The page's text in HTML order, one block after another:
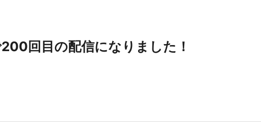
回目の配信になりました！